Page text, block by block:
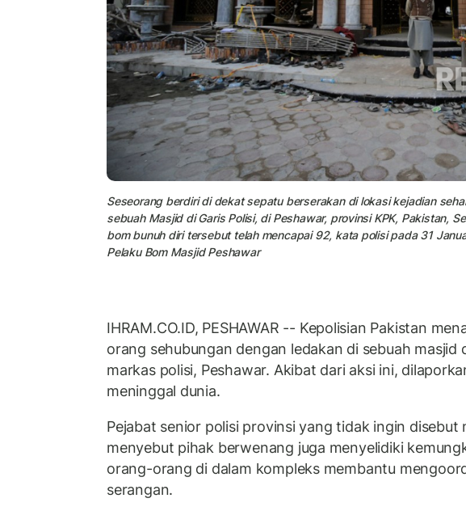
Seseorang berdiri di dekat sepatu berserakan di lokasi kejadian
sebuah Masjid di Garis Polisi, di Peshawar, provinsi KPK, Pakistan,
bom bunuh diri tersebut telah mencapai 92, kata polisi pada 31
Pelaku Bom Masjid Peshawar
IHRAM.CO.ID, PESHAWAR -- Kepolisian Pakistan
orang sehubungan dengan ledakan di sebuah masjid
markas polisi, Peshawar. Akibat dari aksi ini,
meninggal dunia.
Pejabat senior polisi provinsi yang tidak ingin disebut
menyebut pihak berwenang juga menyelidiki
orang-orang di dalam kompleks membantu
serangan.